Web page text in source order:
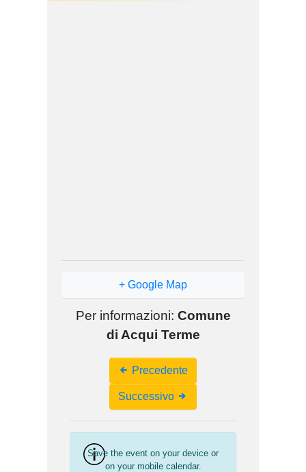
+ Google Map
Per informazioni: Comune
di Acqui Terme
Navigation
Precedente
Successivo
Save the event on your device or
on your mobile calendar.